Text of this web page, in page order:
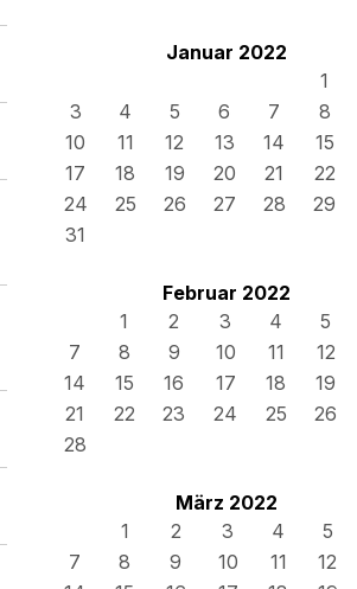
Januar 2022
1
3
4 5 6 7 8
10
11 12 13 14 15
17
18 19 20 21 22
24
25 26 27 28 29
31
Februar 2022
1
2 3 4 5
7
8 9 10 11 12
14
15 16 17 18 19
21
22 23 24 25 26
28
März 2022
1
2 3 4 5
7
8 9 10 11 12